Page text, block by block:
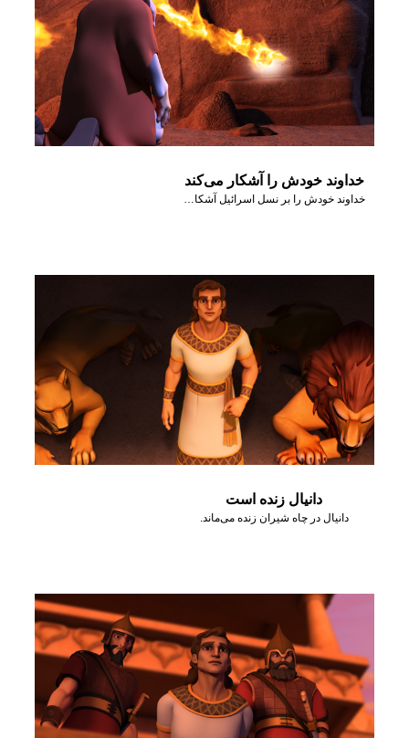
خداوند خودش را آشکار می‌کند
دانیال زنده است
دانیال در چاه شیران زنده می‌ماند.